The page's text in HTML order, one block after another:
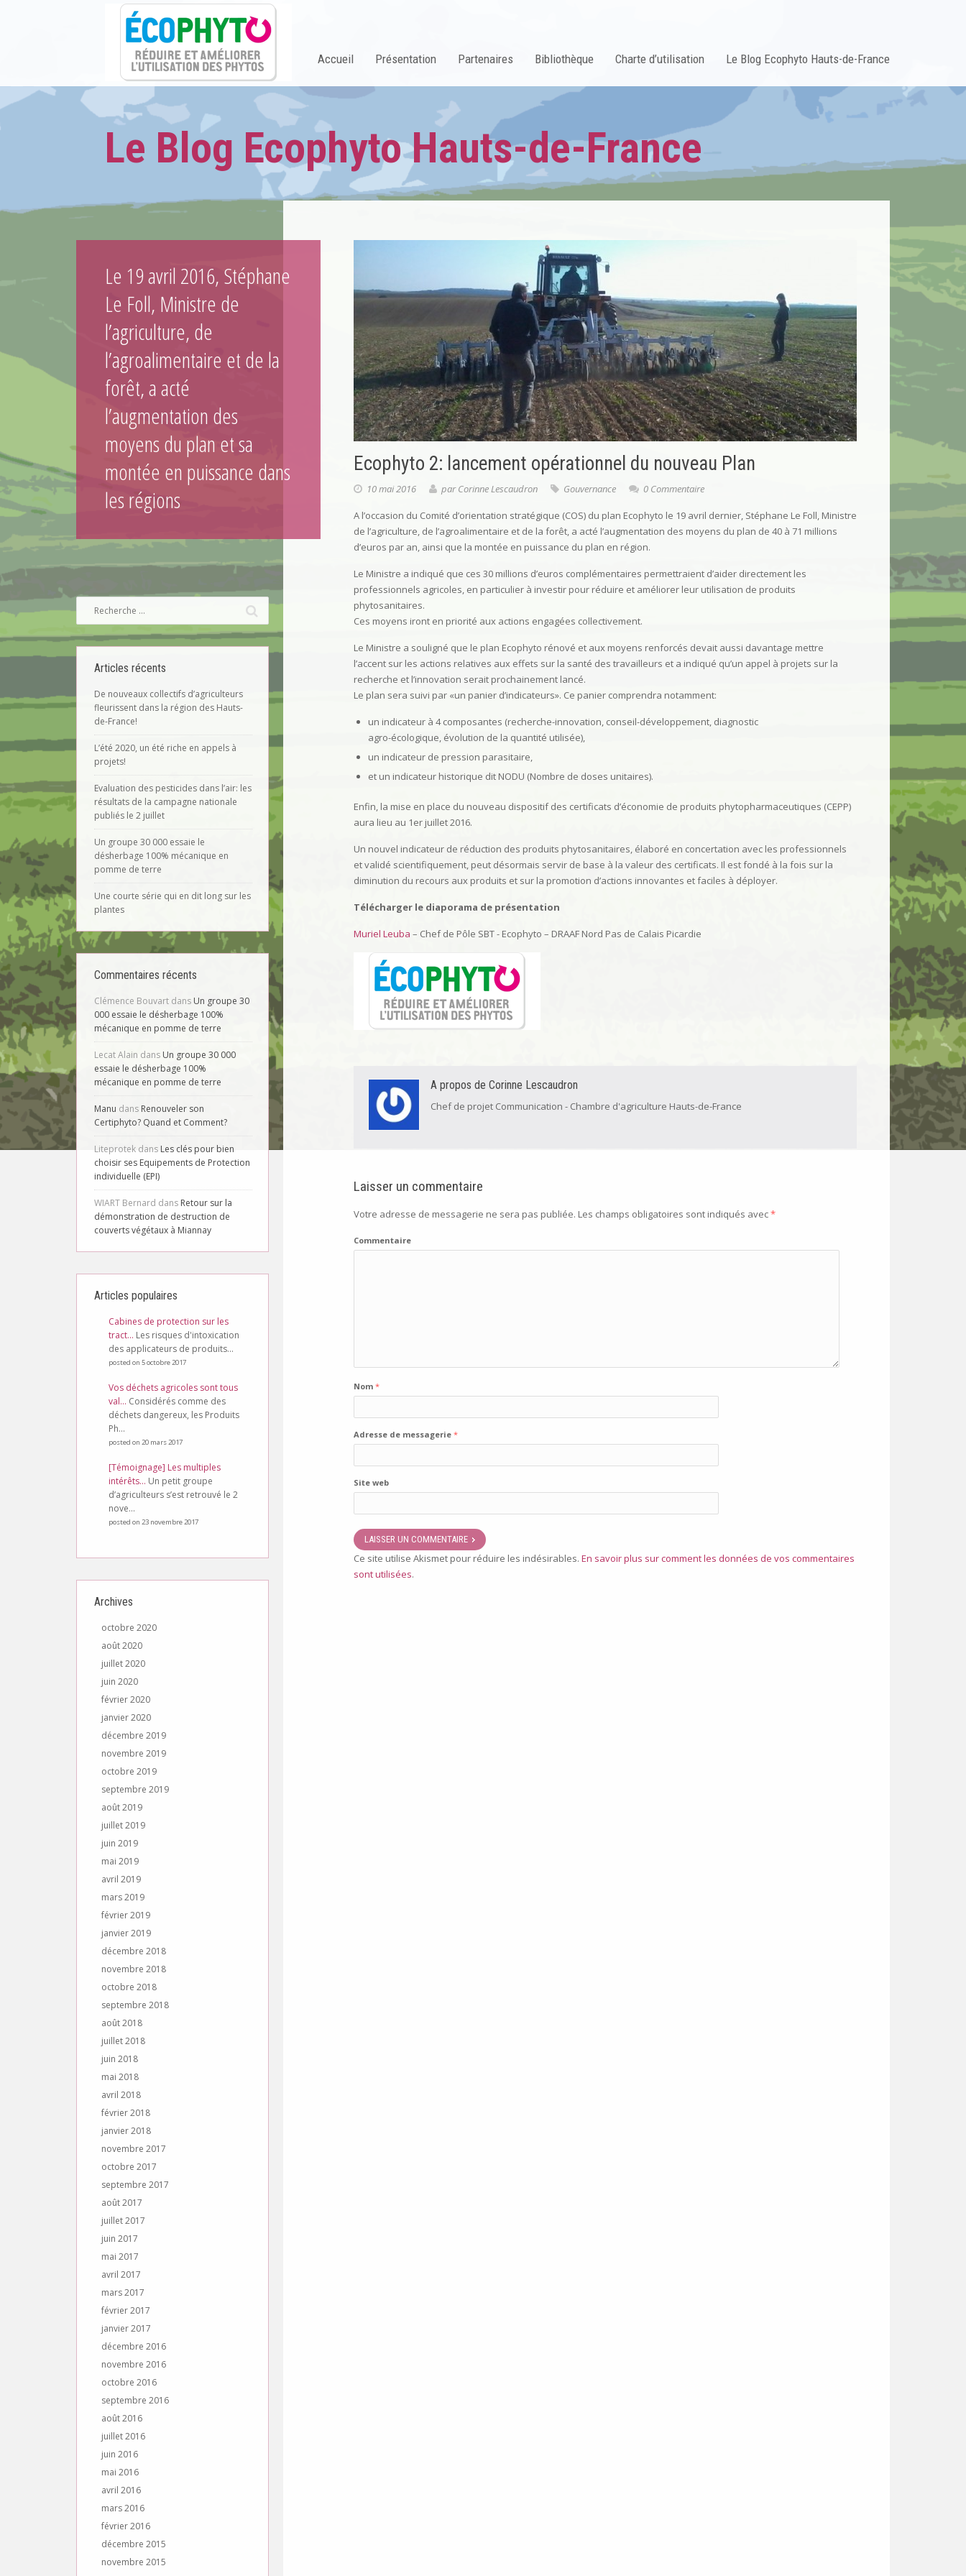
Accueil Présentation Partenaires Bibliothèque Charte d’utilisation Le Blog Ecophyto Hauts-de-France
Le Blog Ecophyto Hauts-de-France
Le 19 avril 2016, Stéphane
Le Foll, Ministre de
l’agriculture, de
l’agroalimentaire et de la
forêt, a acté
l’augmentation des
moyens du plan et sa
montée en puissance dans
les régions
Ecophyto 2: lancement opérationnel du nouveau Plan
10 mai 2016 parCorinne Lescaudron Gouvernance 0 Commentaire
A l’occasion du Comité d’orientation stratégique (COS) du plan Ecophyto le 19 avril dernier, Stéphane Le Foll, Ministre
de l’agriculture, de l’agroalimentaire et de la forêt, a acté l’augmentation des moyens du plan de 40 à 71 millions
d’euros par an, ainsi que la montée en puissance du plan en région.
Le Ministre a indiqué que ces 30 millions d’euros complémentaires permettraient d’aider directement les
professionnels agricoles, en particulier à investir pour réduire et améliorer leur utilisation de produits
phytosanitaires.
Ces moyens iront en priorité aux actions engagées collectivement.
Le Ministre a souligné que le plan Ecophyto rénové et aux moyens renforcés devait aussi davantage mettre
l’accent sur les actions relatives aux effets sur la santé des travailleurs et a indiqué qu’un appel à projets sur la
recherche et l’innovation serait prochainement lancé.
Le plan sera suivi par «un panier d’indicateurs». Ce panier comprendra notamment:
un indicateur à 4 composantes (recherche-innovation, conseil-développement, diagnostic
agro-écologique, évolution de la quantité utilisée),
un indicateur de pression parasitaire,
et un indicateur historique dit NODU (Nombre de doses unitaires).
Enfin, la mise en place du nouveau dispositif des certificats d’économie de produits phytopharmaceutiques (CEPP)
aura lieu au 1er juillet 2016.
Un nouvel indicateur de réduction des produits phytosanitaires, élaboré en concertation avec les professionnels
et validé scientifiquement, peut désormais servir de base à la valeur des certificats. Il est fondé à la fois sur la
diminution du recours aux produits et sur la promotion d’actions innovantes et faciles à déployer.
Télécharger le diaporama de présentation
Muriel Leuba – Chef de Pôle SBT - Ecophyto – DRAAF Nord Pas de Calais Picardie
A propos de Corinne Lescaudron
Chef de projet Communication - Chambre d'agriculture Hauts-de-France
Laisser un commentaire
Votre adresse de messagerie ne sera pas publiée. Les champs obligatoires sont indiqués avec*
Commentaire
Nom *
Adresse de messagerie *
Site web
Ce site utilise Akismet pour réduire les indésirables. En savoir plus sur comment les données de vos commentaires
sont utilisées.
Articles récents
De nouveaux collectifs d’agriculteurs
fleurissent dans la région des Hauts-
de-France!
L’été 2020, un été riche en appels à
projets!
Evaluation des pesticides dans l’air: les
résultats de la campagne nationale
publiés le 2 juillet
Un groupe 30 000 essaie le
désherbage 100% mécanique en
pomme de terre
Une courte série qui en dit long sur les
plantes
Commentaires récents
Clémence Bouvart dans Un groupe 30
000 essaie le désherbage 100%
mécanique en pomme de terre
Lecat Alain dans Un groupe 30 000
essaie le désherbage 100%
mécanique en pomme de terre
Manu dans Renouveler son
Certiphyto? Quand et Comment?
Liteprotek dans Les clés pour bien
choisir ses Equipements de Protection
individuelle (EPI)
WIART Bernard dans Retour sur la
démonstration de destruction de
couverts végétaux à Miannay
Articles populaires
Cabines de protection sur les
tract... Les risques d'intoxication
des applicateurs de produits...
posted on 5 octobre 2017
Vos déchets agricoles sont tous
val... Considérés comme des
déchets dangereux, les Produits
Ph...
posted on 20 mars 2017
[Témoignage] Les multiples
intérêts... Un petit groupe
d’agriculteurs s’est retrouvé le 2
nove...
posted on 23 novembre 2017
Archives
octobre 2020
août 2020
juillet 2020
juin 2020
février 2020
janvier 2020
décembre 2019
novembre 2019
octobre 2019
septembre 2019
août 2019
juillet 2019
juin 2019
mai 2019
avril 2019
mars 2019
février 2019
janvier 2019
décembre 2018
novembre 2018
octobre 2018
septembre 2018
août 2018
juillet 2018
juin 2018
mai 2018
avril 2018
février 2018
janvier 2018
novembre 2017
octobre 2017
septembre 2017
août 2017
juillet 2017
juin 2017
mai 2017
avril 2017
mars 2017
février 2017
janvier 2017
décembre 2016
novembre 2016
octobre 2016
septembre 2016
août 2016
juillet 2016
juin 2016
mai 2016
avril 2016
mars 2016
février 2016
décembre 2015
novembre 2015